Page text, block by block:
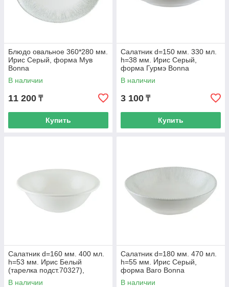
Блюдо овальное 360*280 мм.
Ирис Серый, форма Мув
Bonna
В наличии
11 200 ₸
Купить
Салатник d=150 мм. 330 мл.
h=38 мм. Ирис Серый,
форма Гурмэ Bonna
В наличии
3 100 ₸
Купить
Салатник d=160 мм. 400 мл.
h=53 мм. Ирис Белый
(тарелка подст.70327),
форма Гурмэ Bonna
В наличии
Салатник d=180 мм. 470 мл.
h=55 мм. Ирис Серый,
форма Ваго Bonna
В наличии